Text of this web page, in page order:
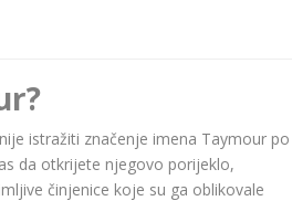
istražiti značenje imena Taymour po
da otkrijete njegovo porijeklo,
činjenice koje su ga oblikovale